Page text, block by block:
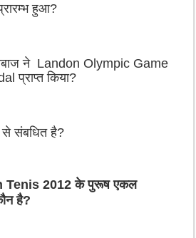
हुआ?
नेLandon Olympic Game
प्राप्त किया?
संबधित है?
Tenis 2012 के पुरूष एकल
है?